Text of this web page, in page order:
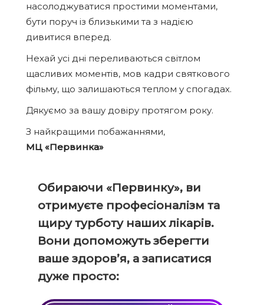
насолоджуватися простими моментами,
бути поруч із близькими та з надією
дивитися вперед.
Нехай усі дні переливаються світлом
щасливих моментів, мов кадри святкового
фільму, що залишаються теплом у спогадах.
Дякуємо за вашу довіру протягом року.
З найкращими побажаннями,
МЦ «Первинка»
Обираючи «Первинку», ви
отримуєте професіоналізм та
щиру турботу наших лікарів.
Вони допоможуть зберегти
ваше здоров’я, а записатися
дуже просто: